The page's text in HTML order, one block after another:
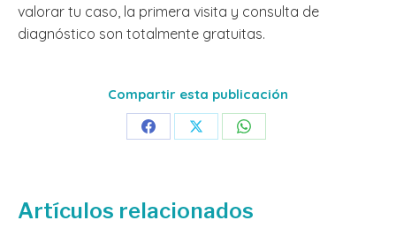
valorar tu caso, la primera visita y consulta de
diagnóstico son totalmente gratuitas.
Compartir esta publicación
Share Share Share
Artículos relacionados